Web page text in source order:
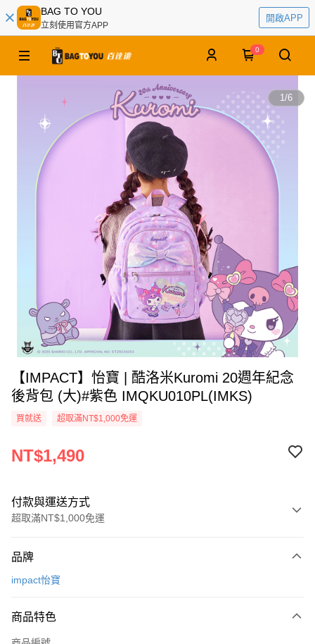
BAG TO YOU
立刻使用官方APP
開啟APP
0
1/6
【IMPACT】怡寶 | 酷洛米Kuromi 20週年紀念
後背包 (大)#紫色 IMQKU010PL(IMKS)
買就送 超取滿NT$1,000免運
NT$1,490
付款與運送方式
超取滿NT$1,000免運
信用卡一次付款
3 期 0 利率 每期
合作金庫商業銀行
品牌
impact怡寶
商品特色